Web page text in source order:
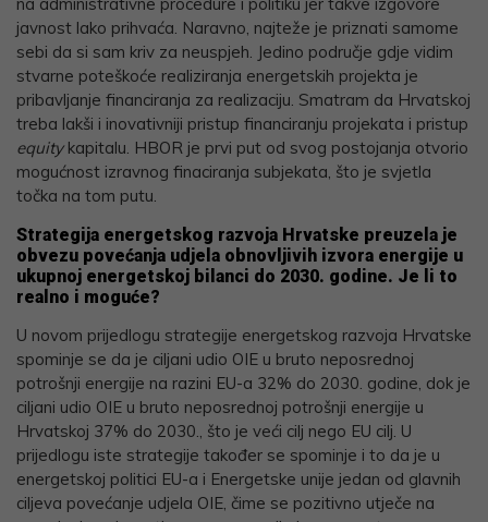
na administrativne procedure i politiku jer takve izgovore
javnost lako prihvaća. Naravno, najteže je priznati samome
sebi da si sam kriv za neuspjeh. Jedino područje gdje vidim
stvarne poteškoće realiziranja energetskih projekta je
pribavljanje financiranja za realizaciju. Smatram da Hrvatskoj
treba lakši i inovativniji pristup financiranju projekata i pristup
equitykapitalu. HBOR je prvi put od svog postojanja otvorio
mogućnost izravnog finaciranja subjekata, što je svjetla
točka na tom putu.
Strategija energetskog razvoja Hrvatske preuzela je
obvezu povećanja udjela obnovljivih izvora energije u
ukupnoj energetskoj bilanci do 2030. godine. Je li to
realno i moguće?
U novom prijedlogu strategije energetskog razvoja Hrvatske
spominje se da je ciljani udio OIE u bruto neposrednoj
potrošnji energije na razini EU-a 32% do 2030. godine, dok je
ciljani udio OIE u bruto neposrednoj potrošnji energije u
Hrvatskoj 37% do 2030., što je veći cilj nego EU cilj. U
prijedlogu iste strategije također se spominje i to da je u
energetskoj politici EU-a i Energetske unije jedan od glavnih
ciljeva povećanje udjela OIE, čime se pozitivno utječe na